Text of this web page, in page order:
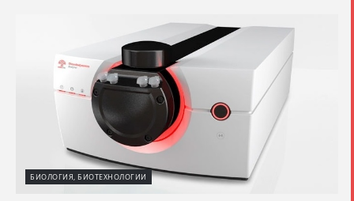
БИОЛОГИЯ, БИОТЕХНОЛОГИИ